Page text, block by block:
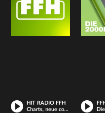
HIT RADIO FFH
Charts, neue coole Hits und deine Lieblings-Songs